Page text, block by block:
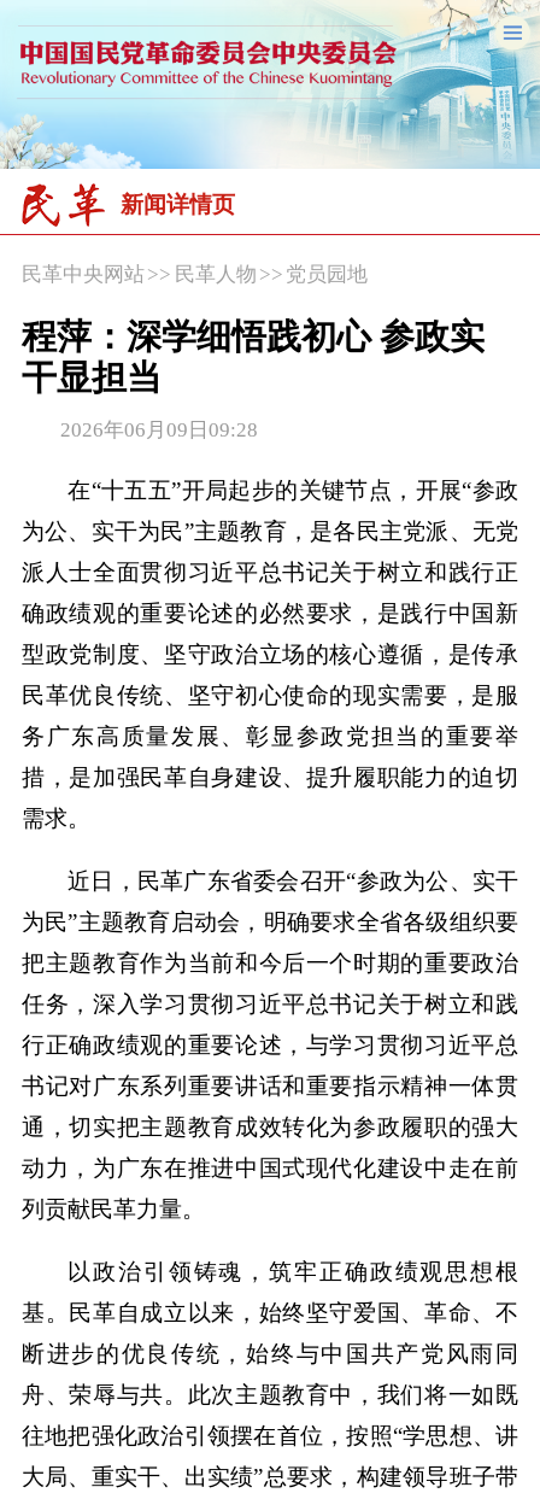
新闻详情页
民革中央网站>> 民革人物 >> 党员园地
程萍：深学细悟践初心 参政实
干显担当
2026年06月09日09:28
在“十五五”开局起步的关键节点，开展“参政
为公、实干为民”主题教育，是各民主党派、无党
派人士全面贯彻习近平总书记关于树立和践行正
确政绩观的重要论述的必然要求，是践行中国新
型政党制度、坚守政治立场的核心遵循，是传承
民革优良传统、坚守初心使命的现实需要，是服
务广东高质量发展、彰显参政党担当的重要举
措，是加强民革自身建设、提升履职能力的迫切
需求。
近日，民革广东省委会召开“参政为公、实干
为民”主题教育启动会，明确要求全省各级组织要
把主题教育作为当前和今后一个时期的重要政治
任务，深入学习贯彻习近平总书记关于树立和践
行正确政绩观的重要论述，与学习贯彻习近平总
书记对广东系列重要讲话和重要指示精神一体贯
通，切实把主题教育成效转化为参政履职的强大
动力，为广东在推进中国式现代化建设中走在前
列贡献民革力量。
以政治引领铸魂，筑牢正确政绩观思想根
基。民革自成立以来，始终坚守爱国、革命、不
断进步的优良传统，始终与中国共产党风雨同
舟、荣辱与共。此次主题教育中，我们将一如既
往地把强化政治引领摆在首位，按照“学思想、讲
大局、重实干、出实绩”总要求，构建领导班子带